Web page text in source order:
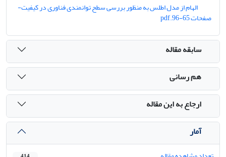
الهام از مدل اطلس به منظور بررسی سطح توانمندی فناوری در کیفیت-
صفحات 65-96.pdf
سابقه مقاله
هم رسانی
ارجاع به این مقاله
آمار